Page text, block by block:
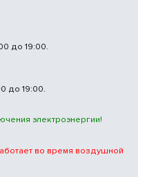
до 19:00.
до 19:00.
электроэнергии!
во время воздушной